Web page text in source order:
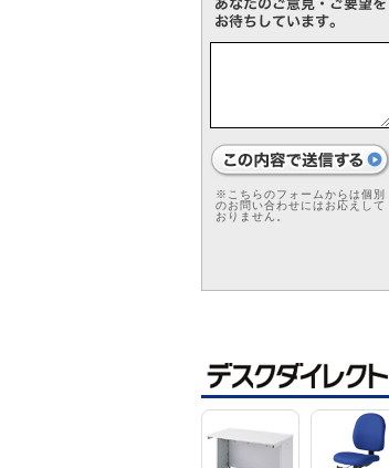
※こちらのフォームからは個別
のお問い合わせにはお応えして
おりません。